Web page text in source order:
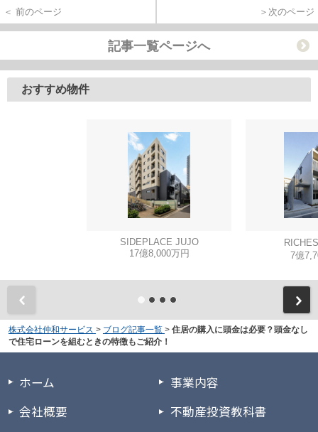
＜ 前のページ ＞次のページ
記事一覧ページへ
おすすめ物件
SIDEPLACE JUJO
17億8,000万円
7億
株式会社仲和サービス > ブログ記事一覧 > 住居の購入に頭金は必要？頭金なし
で住宅ローンを組むときの特徴もご紹介！
ホーム
会社概要
事業内容
不動産投資教科書